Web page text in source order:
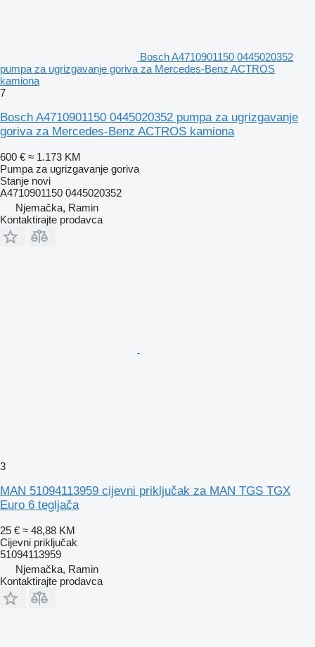
Bosch A4710901150 0445020352
pumpa za ugrizgavanje goriva za Mercedes-Benz ACTROS
kamiona
7
Bosch A4710901150 0445020352 pumpa za ugrizgavanje
goriva za Mercedes-Benz ACTROS kamiona
600 € ≈ 1.173 KM
Pumpa za ugrizgavanje goriva
Stanje novi
A4710901150 0445020352
Njemačka, Ramin
Kontaktirajte prodavca
3
MAN 51094113959 cijevni priključak za MAN TGS TGX
Euro 6 tegljača
25 € ≈ 48,88 KM
Cijevni priključak
51094113959
Njemačka, Ramin
Kontaktirajte prodavca